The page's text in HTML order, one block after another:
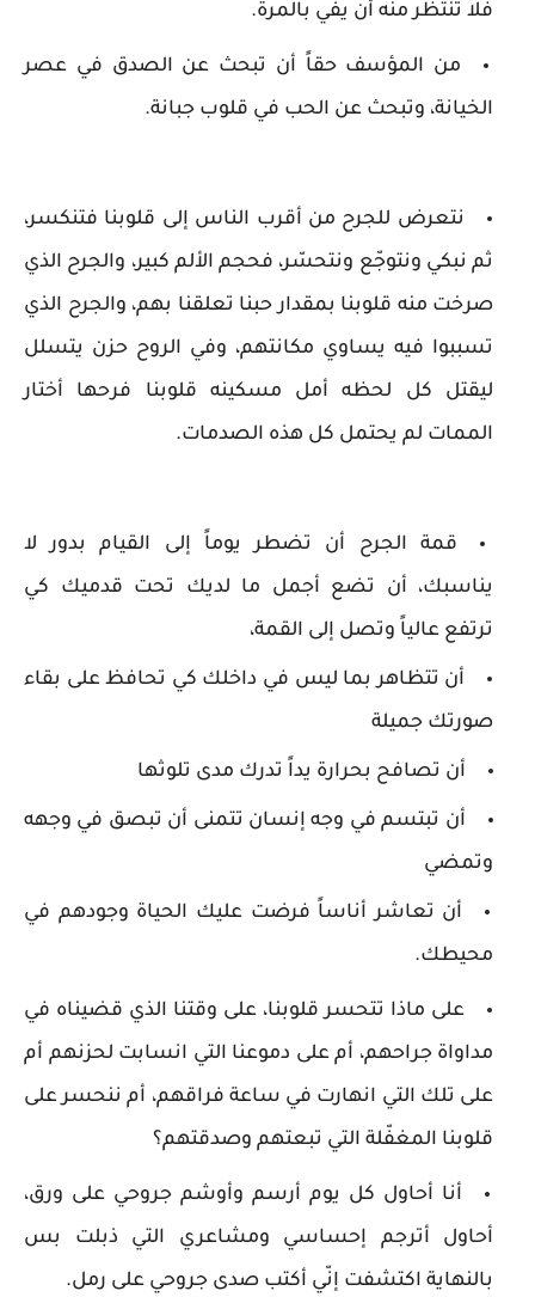
فلا تنتظر منه أن يفي بالمرة.
من المؤسف حقاً أن تبحث عن الصدق في عصر
الخيانة، وتبحث عن الحب في قلوب جبانة.
نتعرض للجرح من أقرب الناس إلى قلوبنا فتنكسر،
ثم نبكي ونتوجّع ونتحسّر، فحجم الألم كبير، والجرح الذي
صرخت منه قلوبنا بمقدار حبنا تعلقنا بهم، والجرح الذي
تسببوا فيه يساوي مكانتهم، وفي الروح حزن يتسلل
ليقتل كل لحظه أمل مسكينه قلوبنا فرحها أختار
الممات لم يحتمل كل هذه الصدمات.
قمة الجرح أن تضطر يوماً إلى القيام بدور لا
يناسبك، أن تضع أجمل ما لديك تحت قدميك كي
ترتفع عالياً وتصل إلى القمة،
أن تتظاهر بما ليس في داخلك كي تحافظ على بقاء
صورتك جميلة
أن تصافح بحرارة يداً تدرك مدى تلوثها
أن تبتسم في وجه إنسان تتمنى أن تبصق في وجهه
وتمضي
أن تعاشر أناساً فرضت عليك الحياة وجودهم في
محيطك.
على ماذا تتحسر قلوبنا، على وقتنا الذي قضيناه في
مداواة جراحهم، أم على دموعنا التي انسابت لحزنهم أم
على تلك التي انهارت في ساعة فراقهم، أم ننحسر على
قلوبنا المغفّلة التي تبعتهم وصدقتهم؟
أنا أحاول كل يوم أرسم وأوشم جروحي على ورق،
أحاول أترجم إحساسي ومشاعري التي ذبلت بس
بالنهاية اكتشفت إنّي أكتب صدى جروحي على رمل.